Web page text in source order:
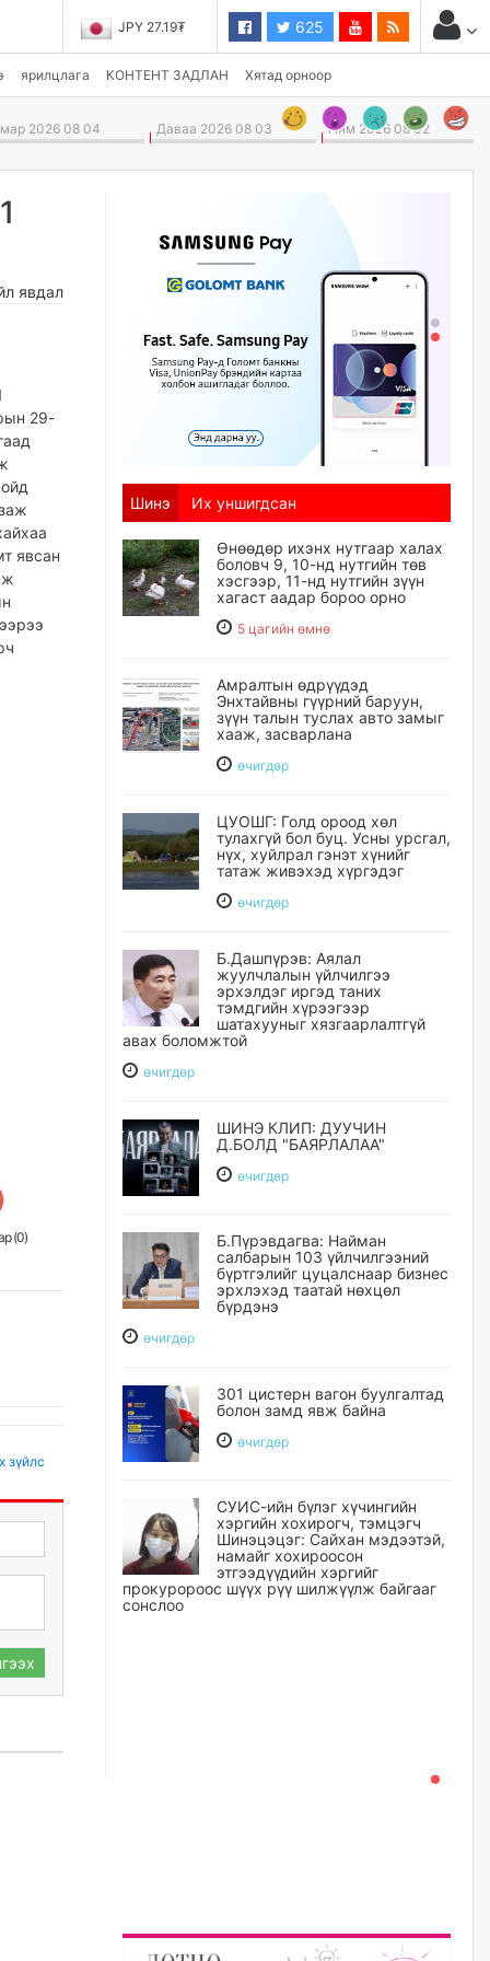
JPY 27.19₮ 625
ярилцлага КОНТЕНТ ЗАДЛАН Хятад орноор
2026 08 04 Даваа 2026 08 03 Ням 2026 08 02
явдал
29-
явсан
(0)
зүйлс
Шинэ Их уншигдсан
Өнөөдөр ихэнх нутгаар халах
боловч 9, 10-нд нутгийн төв
хэсгээр, 11-нд нутгийн зүүн
хагаст аадар бороо орно
5 цагийн өмнө
Амралтын өдрүүдэд
Энхтайвны гүүрний баруун,
зүүн талын туслах авто замыг
хааж, засварлана
өчигдѳр
ЦУОШГ: Голд ороод хөл
тулахгүй бол буц. Усны урсгал,
нүх, хуйлрал гэнэт хүнийг
татаж живэхэд хүргэдэг
өчигдѳр
Б.Дашпүрэв: Аялал
жуулчлалын үйлчилгээ
эрхэлдэг иргэд таних
тэмдгийн хүрээгээр
шатахууныг хязгаарлалтгүй
авах боломжтой
өчигдѳр
ШИНЭ КЛИП: ДУУЧИН
Д.БОЛД "БАЯРЛАЛАА"
өчигдѳр
Б.Пүрэвдагва: Найман
салбарын 103 үйлчилгээний
бүртгэлийг цуцалснаар бизнес
эрхлэхэд таатай нөхцөл
бүрдэнэ
өчигдѳр
301 цистерн вагон буулгалтад
болон замд явж байна
өчигдѳр
СУИС-ийн бүлэг хүчингийн
хэргийн хохирогч, тэмцэгч
Шинэцэцэг: Сайхан мэдээтэй,
намайг хохироосон
этгээдүүдийн хэргийг
прокуророос шүүх рүү шилжүүлж байгааг
сонслоо